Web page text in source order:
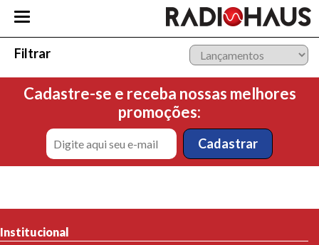
Filtrar
Cadastre-se e receba nossas melhores
promoções:
Institucional